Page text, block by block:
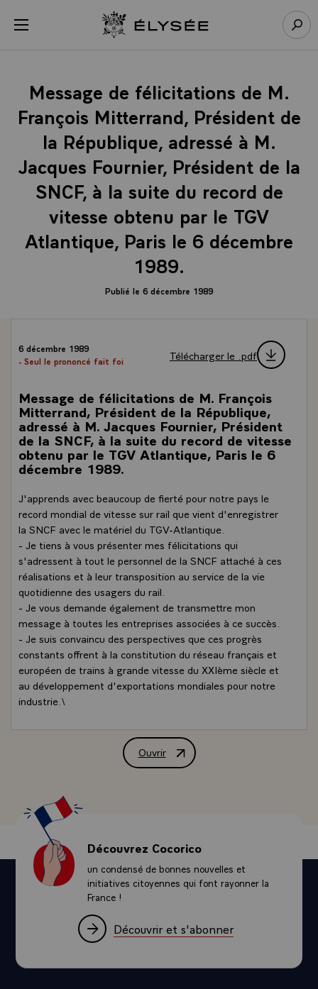
menu Retour à l’accueil Élysée
Message de félicitations de M.
François Mitterrand, Président de
la République, adressé à M.
Jacques Fournier, Président de la
SNCF, à la suite du record de
vitesse obtenu par le TGV
Atlantique, Paris le 6 décembre
1989.
Publié le 6 décembre 1989
6 décembre 1989
- Seul le prononcé fait foi
Télécharger le .pdf
Message de félicitations de M. François
Mitterrand, Président de la République,
adressé à M. Jacques Fournier, Président
de la SNCF, à la suite du record de vitesse
obtenu par le TGV Atlantique, Paris le 6
décembre 1989.
J'apprends avec beaucoup de fierté pour notre pays le
record mondial de vitesse sur rail que vient d'enregistrer
la SNCF avec le matériel du TGV-Atlantique.
- Je tiens à vous présenter mes félicitations qui
s'adressent à tout le personnel de la SNCF attaché à ces
réalisations et à leur transposition au service de la vie
quotidienne des usagers du rail.
- Je vous demande également de transmettre mon
message à toutes les entreprises associées à ce succès.
- Je suis convaincu des perspectives que ces progrès
constants offrent à la constitution du réseau français et
européen de trains à grande vitesse du XXIème siècle et
au développement d'exportations mondiales pour notre
industrie.\
Ouvrir
Message de félicitations de M.
Découvrez Cocorico
un condensé de bonnes nouvelles et
initiatives citoyennes qui font rayonner la
France !
Découvrir et s'abonner
Panneau de gestion des cookies